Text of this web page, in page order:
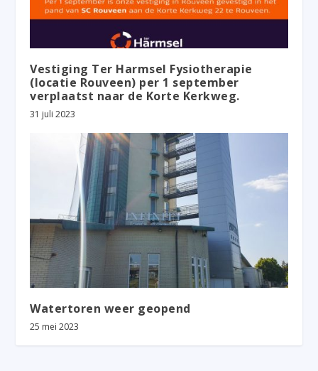
Vestiging Ter Harmsel Fysiotherapie
(locatie Rouveen) per 1 september
verplaatst naar de Korte Kerkweg.
31 juli 2023
Watertoren weer geopend
25 mei 2023